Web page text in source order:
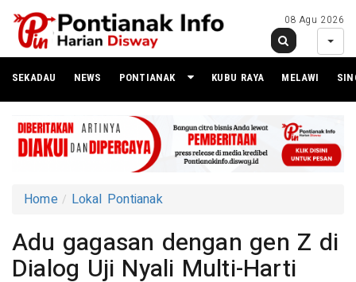
08 Agu 2026
SEKADAU NEWS PONTIANAK KUBU RAYA MELAWI
Home Lokal Pontianak
Adu gagasan dengan gen Z di
Dialog Uji Nyali Multi-Harti